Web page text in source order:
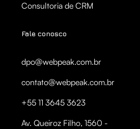
Consultoria de CRM
Fale conosco
dpo@webpeak.com.br
contato@webpeak.com.br
+55 11 3645 3623
Av. Queiroz Filho, 1560 -